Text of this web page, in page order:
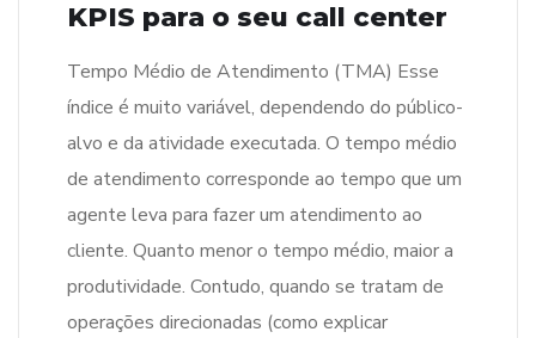
KPIS para o seu call center
Tempo Médio de Atendimento (TMA) Esse
índice é muito variável, dependendo do público-
alvo e da atividade executada. O tempo médio
de atendimento corresponde ao tempo que um
agente leva para fazer um atendimento ao
cliente. Quanto menor o tempo médio, maior a
produtividade. Contudo, quando se tratam de
operações direcionadas (como explicar